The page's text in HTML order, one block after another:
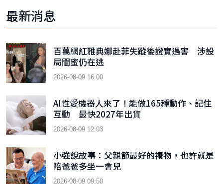
最新消息
百萬網紅雅典娜赴菲失蹤後證實遇害 涉設
局閨蜜仍在逃
2026-08-09 16:00
AI性愛機器人來了！能做165種動作、記住
互動 最快2027年出貨
2026-08-09 12:03
小強說故事：父親節最好的禮物，也許就是
陪爸爸多坐一會兒
2026-08-09 09:50